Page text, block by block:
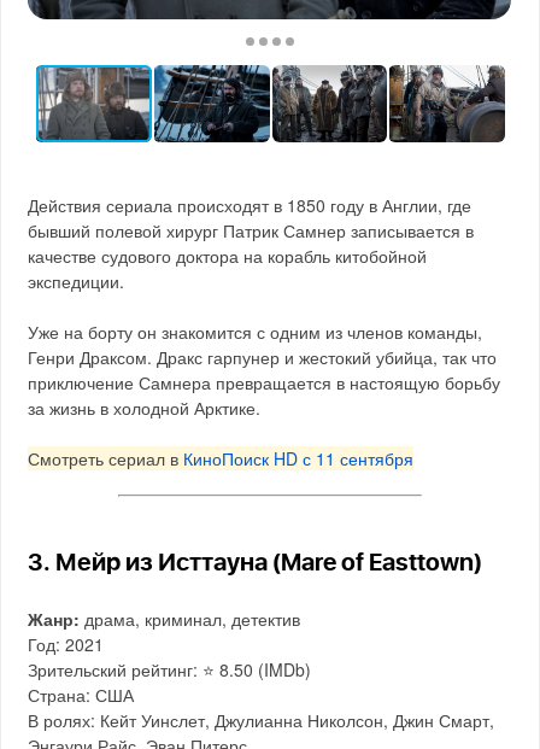
Действия сериала происходят в 1850 году в Англии, где
бывший полевой хирург Патрик Самнер записывается в
качестве судового доктора на корабль китобойной
экспедиции.
Уже на борту он знакомится с одним из членов команды,
Генри Драксом. Дракс гарпунер и жестокий убийца, так что
приключение Самнера превращается в настоящую борьбу
за жизнь в холодной Арктике.
Смотреть сериал в КиноПоиск HD с 11 сентября
3. Мейр из Исттауна (Mare of Easttown)
Жанр: драма, криминал, детектив
Год: 2021
Зрительский рейтинг: ⭐️ 8.50 (IMDb)
Страна: США
В ролях: Кейт Уинслет, Джулианна Николсон, Джин Смарт,